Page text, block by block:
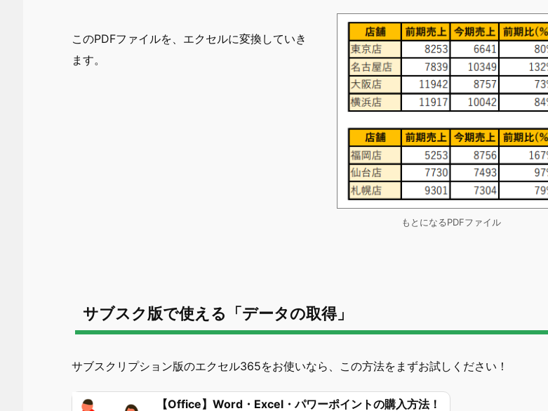
このPDFファイルを、エクセルに変換していき
ます。
もとになるPDFファイル
サブスク版で使える「データの取得」
サブスクリプション版のエクセル365をお使いなら、この方法をまずお試しください！
【Office】Word・Excel・パワーポイントの購入方法！